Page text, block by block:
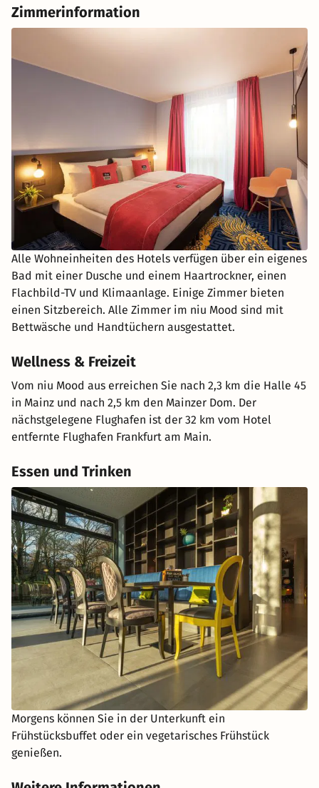
Zimmerinformation
Alle Wohneinheiten des Hotels verfügen über ein eigenes
Bad mit einer Dusche und einem Haartrockner, einen
Flachbild-TV und Klimaanlage. Einige Zimmer bieten
einen Sitzbereich. Alle Zimmer im niu Mood sind mit
Bettwäsche und Handtüchern ausgestattet.
Wellness & Freizeit
Vom niu Mood aus erreichen Sie nach 2,3 km die Halle 45
in Mainz und nach 2,5 km den Mainzer Dom. Der
nächstgelegene Flughafen ist der 32 km vom Hotel
entfernte Flughafen Frankfurt am Main.
Essen und Trinken
Morgens können Sie in der Unterkunft ein
Frühstücksbuffet oder ein vegetarisches Frühstück
genießen.